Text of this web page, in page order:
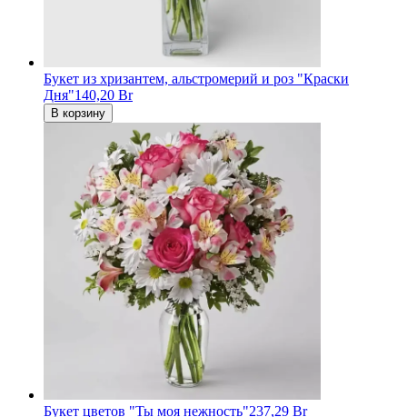
Букет из хризантем, альстромерий и роз "Краски
Дня"140,20 Br
В корзину
Букет цветов "Ты моя нежность"237,29 Br